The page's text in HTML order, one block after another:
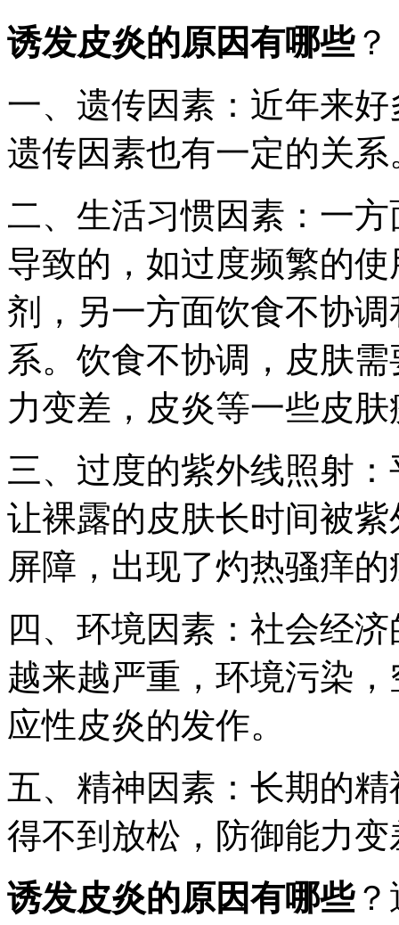
诱发皮炎的原因有哪些？
一、遗传因素：近年来
遗传因素也有一定的关系
二、生活习惯因素：一
导致的，如过度频繁的
剂，另一方面饮食不协
系。饮食不协调，皮肤
力变差，皮炎等一些皮
三、过度的紫外线照射
让裸露的皮肤长时间被
屏障，出现了灼热骚痒
四、环境因素：社会经
越来越严重，环境污染
应性皮炎的发作。
五、精神因素：长期的
得不到放松，防御能力
诱发皮炎的原因有哪些？